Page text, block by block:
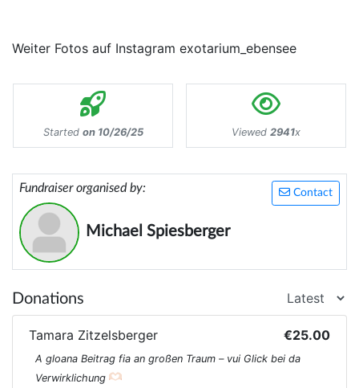
Weiter Fotos auf Instagram exotarium_ebensee
Started on 10/26/25 Viewed 2941x
Contact
Fundraiser organised by:
Michael Spiesberger
Donations
Tamara Zitzelsberger €25.00
A gloana Beitrag fia an großen Traum – vui Glick bei da
Verwirklichung